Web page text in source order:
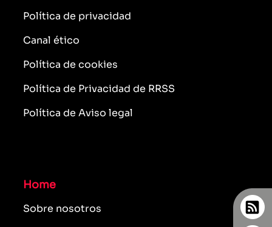
Política de privacidad
Canal ético
Política de cookies
Política de Privacidad de RRSS
Política de Aviso legal
Home
Sobre nosotros